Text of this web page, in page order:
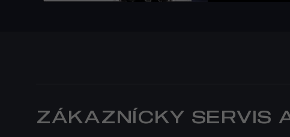
ZÁKAZNÍCKY SERVIS